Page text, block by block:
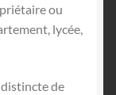
ou
lycée,
distincte de